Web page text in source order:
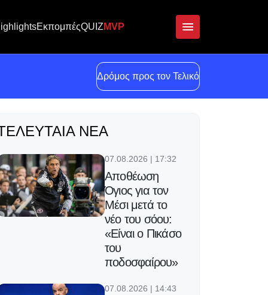
ΕκπομπέςQUIZ MVP
Δρόμος προς τον Τελικό
ΝΈΑ
07.08.2026 | 17:32
Αποθέωση
Όγιος για τον
Μέσι μετά το
νέο του σόου:
«Είναι ο Πικάσο
του
ποδοσφαίρου»
07.08.2026 | 14:43